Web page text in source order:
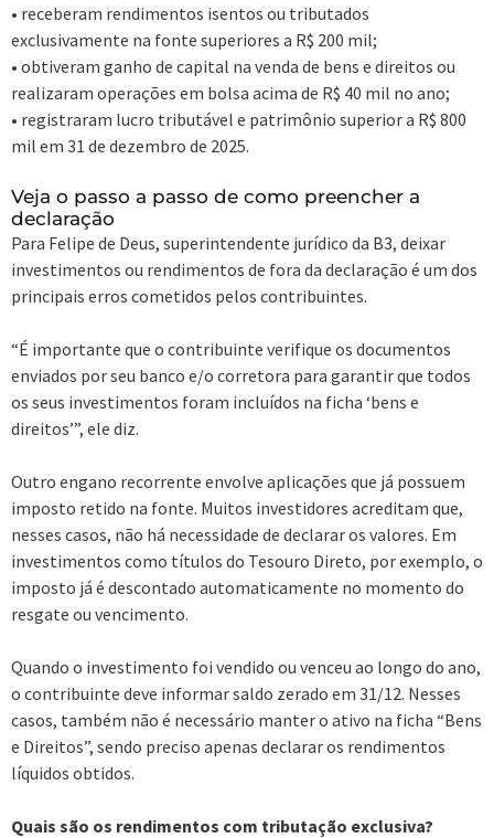
• receberam rendimentos isentos ou tributados
exclusivamente na fonte superiores a R$ 200 mil;
• obtiveram ganho de capital na venda de bens e direitos ou
realizaram operações em bolsa acima de R$ 40 mil no ano;
• registraram lucro tributável e patrimônio superior a R$ 800
mil em 31 de dezembro de 2025.
Veja o passo a passo de como preencher a
declaração
Para Felipe de Deus, superintendente jurídico da B3, deixar
investimentos ou rendimentos de fora da declaração é um dos
principais erros cometidos pelos contribuintes.
“É importante que o contribuinte verifique os documentos
enviados por seu banco e/o corretora para garantir que todos
os seus investimentos foram incluídos na ficha ‘bens e
direitos’”, ele diz.
Outro engano recorrente envolve aplicações que já possuem
imposto retido na fonte. Muitos investidores acreditam que,
nesses casos, não há necessidade de declarar os valores. Em
investimentos como títulos do Tesouro Direto, por exemplo, o
imposto já é descontado automaticamente no momento do
resgate ou vencimento.
Quando o investimento foi vendido ou venceu ao longo do ano,
o contribuinte deve informar saldo zerado em 31/12. Nesses
casos, também não é necessário manter o ativo na ficha “Bens
e Direitos”, sendo preciso apenas declarar os rendimentos
líquidos obtidos.
Quais são os rendimentos com tributação exclusiva?